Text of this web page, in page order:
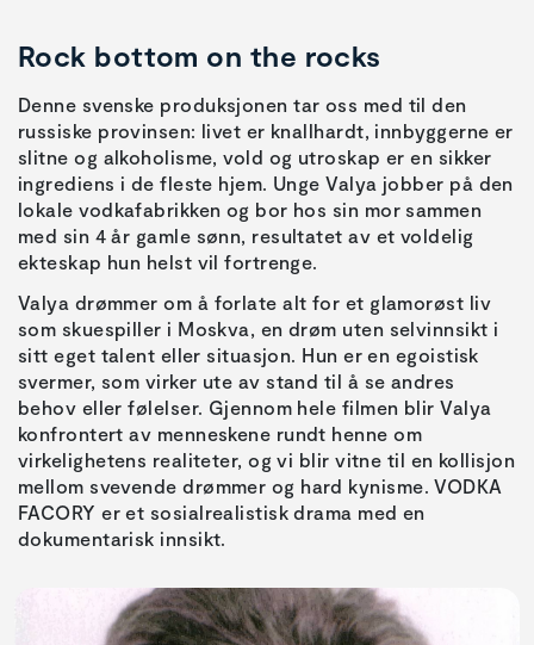
Rock bottom on the rocks
Denne svenske produksjonen tar oss med til den
russiske provinsen: livet er knallhardt, innbyggerne er
slitne og alkoholisme, vold og utroskap er en sikker
ingrediens i de fleste hjem. Unge Valya jobber på den
lokale vodkafabrikken og bor hos sin mor sammen
med sin 4 år gamle sønn, resultatet av et voldelig
ekteskap hun helst vil fortrenge.
Valya drømmer om å forlate alt for et glamorøst liv
som skuespiller i Moskva, en drøm uten selvinnsikt i
sitt eget talent eller situasjon. Hun er en egoistisk
svermer, som virker ute av stand til å se andres
behov eller følelser. Gjennom hele filmen blir Valya
konfrontert av menneskene rundt henne om
virkelighetens realiteter, og vi blir vitne til en kollisjon
mellom svevende drømmer og hard kynisme. VODKA
FACORY er et sosialrealistisk drama med en
dokumentarisk innsikt.